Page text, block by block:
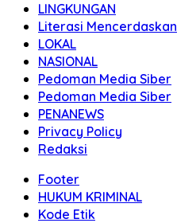
LINGKUNGAN
Literasi Mencerdaskan
LOKAL
NASIONAL
Pedoman Media Siber
Pedoman Media Siber
PENANEWS
Privacy Policy
Redaksi
Footer
HUKUM KRIMINAL
Kode Etik